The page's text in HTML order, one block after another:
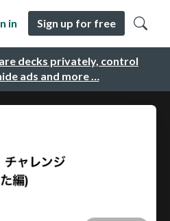
decks privately, control
ads and more …
in Sign up for free